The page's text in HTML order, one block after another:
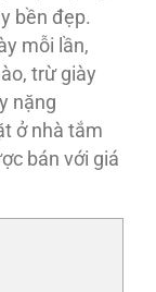
bền đẹp.
mỗi lần,
trừ giày
nặng
ở nhà tắm
bán với giá